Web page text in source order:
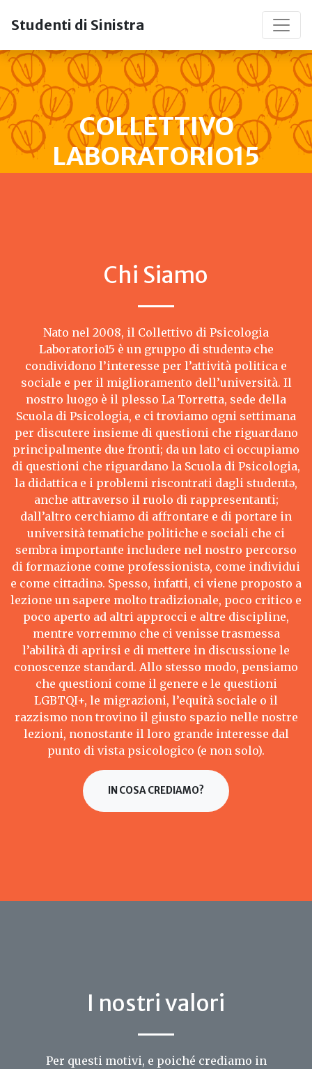
Studenti di Sinistra
COLLETTIVO
LABORATORIO15
Chi Siamo
Nato nel 2008, il Collettivo di Psicologia
Laboratorio15 è un gruppo di studentə che
condividono l’interesse per l’attività politica e
sociale e per il miglioramento dell’università. Il
nostro luogo è il plesso La Torretta, sede della
Scuola di Psicologia, e ci troviamo ogni settimana
per discutere insieme di questioni che riguardano
principalmente due fronti; da un lato ci occupiamo
di questioni che riguardano la Scuola di Psicologia,
la didattica e i problemi riscontrati dagli studentə,
anche attraverso il ruolo di rappresentanti;
dall’altro cerchiamo di affrontare e di portare in
università tematiche politiche e sociali che ci
sembra importante includere nel nostro percorso
di formazione come professionistə, come individui
e come cittadinə. Spesso, infatti, ci viene proposto a
lezione un sapere molto tradizionale, poco critico e
poco aperto ad altri approcci e altre discipline,
mentre vorremmo che ci venisse trasmessa
l’abilità di aprirsi e di mettere in discussione le
conoscenze standard. Allo stesso modo, pensiamo
che questioni come il genere e le questioni
LGBTQI+, le migrazioni, l’equità sociale o il
razzismo non trovino il giusto spazio nelle nostre
lezioni, nonostante il loro grande interesse dal
punto di vista psicologico (e non solo).
IN COSA CREDIAMO?
I nostri valori
Per questi motivi, e poiché crediamo in